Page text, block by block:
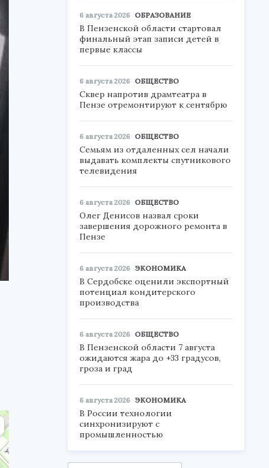
6 августа 2026 ОБРАЗОВАНИЕ
В Пензенской области стартовал
финальный этап записи детей в
первые классы
6 августа 2026 ОБЩЕСТВО
Сквер напротив драмтеатра в
Пензе отремонтируют к сентябрю
6 августа 2026 ОБЩЕСТВО
Семьям из отдаленных сел начали
выдавать комплекты спутникового
телевидения
6 августа 2026 ОБЩЕСТВО
Олег Денисов назвал сроки
завершения дорожного ремонта в
Пензе
6 августа 2026 ЭКОНОМИКА
В Сердобске оценили экспортный
потенциал кондитерского
производства
6 августа 2026 ОБЩЕСТВО
В Пензенской области 7 августа
ожидаются жара до +33 градусов,
гроза и град
6 августа 2026 ЭКОНОМИКА
В России технологии
синхронизируют с
промышленностью